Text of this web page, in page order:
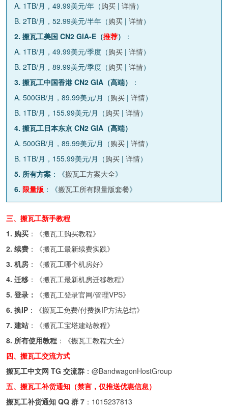
A. 1TB/月，49.99美元/年（购买 | 详情）
B. 2TB/月，52.99美元/半年（购买 | 详情）
2. 搬瓦工美国 CN2 GIA-E（推荐）
：
A. 1TB/月，49.99美元/季度（购买 | 详情）
B. 2TB/月，89.99美元/季度（购买 | 详情）
3. 搬瓦工中国香港 CN2 GIA（高端）
：
A. 500GB/月，89.99美元/月（购买 | 详情）
B. 1TB/月，155.99美元/月（购买 | 详情）
4. 搬瓦工日本东京 CN2 GIA（高端）
A. 500GB/月，89.99美元/月（购买 | 详情）
B. 1TB/月，155.99美元/月（购买 | 详情）
5. 所有方案 ：《搬瓦工方案大全》
6. 限量版 ：《搬瓦工所有限量版套餐》
三、搬瓦工新手教程
1. 购买 ：《搬瓦工购买教程》
2. 续费 ：《搬瓦工最新续费实践》
3. 机房 ：《搬瓦工哪个机房好》
4. 迁移 ：《搬瓦工最新机房迁移教程》
5. 登录：
《搬瓦工登录官网/管理VPS》
6. 换IP ：《搬瓦工免费/付费换IP方法总结》
7. 建站 ：《搬瓦工宝塔建站教程》
8. 所有使用教程 ：《搬瓦工教程大全》
四、搬瓦工交流方式
搬瓦工中文网 TG 交流群 ： @BandwagonHostGroup
五、搬瓦工补货通知（禁言，仅推送优惠信息）
搬瓦工补货通知 QQ 群 7 ： 1015237813